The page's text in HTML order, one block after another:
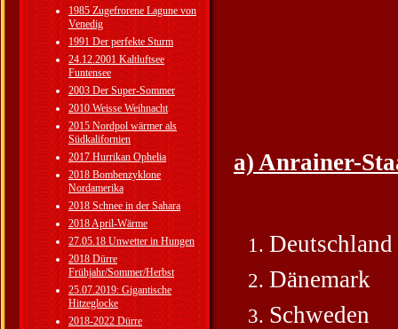
1985 Zugefrorene Lagune von
Venedig
1991 Der perfekte Sturm
24.12.2001 Kaltluftsee
Funtensee
2003 Der Super-Sommer
2010 Weisse Weihnacht
2015 Nordpol wärmer als
Südkalifornien
2017 Hurrikan Ophelia
2018 Bombenzyklone
Nordamerika
2018 Schnee in der Sahara
2018 April-Wärme
27.05.18 Unwetter in Hungen
2018 Dürre
Frühjahr/Sommer/Herbst
25.07.2019: Gigantische
Hitzeglocke
2018-2022 Dürre
a) Anrainer-
Deutschland
Dänemark
Schweden